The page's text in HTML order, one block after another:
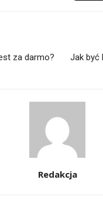
za darmo? Jak być
Redakcja